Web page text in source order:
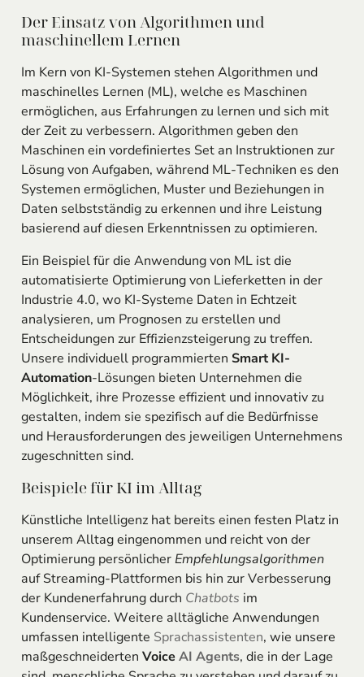
Der Einsatz von Algorithmen und
maschinellem Lernen
Im Kern von KI-Systemen stehen Algorithmen und
maschinelles Lernen (ML), welche es Maschinen
ermöglichen, aus Erfahrungen zu lernen und sich mit
der Zeit zu verbessern. Algorithmen geben den
Maschinen ein vordefiniertes Set an Instruktionen zur
Lösung von Aufgaben, während ML-Techniken es den
Systemen ermöglichen, Muster und Beziehungen in
Daten selbstständig zu erkennen und ihre Leistung
basierend auf diesen Erkenntnissen zu optimieren.
Ein Beispiel für die Anwendung von ML ist die
automatisierte Optimierung von Lieferketten in der
Industrie 4.0, wo KI-Systeme Daten in Echtzeit
analysieren, um Prognosen zu erstellen und
Entscheidungen zur Effizienzsteigerung zu treffen.
Unsere individuell programmierten Smart KI-
Automation-Lösungen bieten Unternehmen die
Möglichkeit, ihre Prozesse effizient und innovativ zu
gestalten, indem sie spezifisch auf die Bedürfnisse
und Herausforderungen des jeweiligen Unternehmens
zugeschnitten sind.
Beispiele für KI im Alltag
Künstliche Intelligenz hat bereits einen festen Platz in
unserem Alltag eingenommen und reicht von der
Optimierung persönlicherEmpfehlungsalgorithmen
auf Streaming-Plattformen bis hin zur Verbesserung
der Kundenerfahrung durch Chatbots im
Kundenservice. Weitere alltägliche Anwendungen
umfassen intelligente Sprachassistenten, wie unsere
maßgeschneiderten VoiceAI Agents, die in der Lage